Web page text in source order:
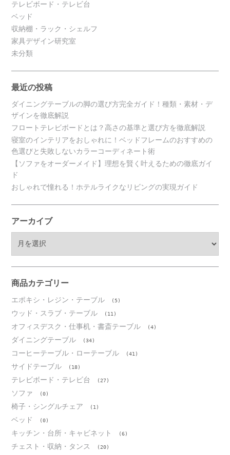
テレビボード・テレビ台
ベッド
収納棚・ラック・シェルフ
家具デザイン研究室
未分類
最近の投稿
ダイニングテーブルの脚の選び方完全ガイド！種類・素材・デ
ザインを徹底解説
フロートテレビボードとは？高さの基準と選び方を徹底解説
寝室のインテリアをおしゃれに！ベッドフレームのおすすめの
色選びと失敗しないカラーコーディネート術
【ソファをオーダーメイド】理想を賢く叶えるための徹底ガイ
ド
おしゃれで憧れる！ホテルライクなリビングの実現ガイド
アーカイブ
ブ
商品カテゴリー
エポキシ・レジン・テーブル (5)
ウッド・スラブ・テーブル (11)
オフィスデスク・仕事机・書斎テーブル (4)
ダイニングテーブル (34)
コーヒーテーブル・ローテーブル (41)
サイドテーブル (18)
テレビボード・テレビ台 (27)
ソファ (0)
椅子・シングルチェア (1)
ベッド (0)
キッチン・台所・キャビネット (6)
チェスト・収納・タンス (20)